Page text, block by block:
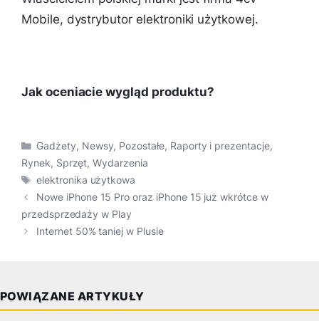
Mobile, dystrybutor elektroniki użytkowej.
Jak oceniacie wygląd produktu?
Kategorie
Gadżety, Newsy, Pozostałe, Raporty i prezentacje,
Rynek, Sprzęt,Wydarzenia
Tagi
elektronika użytkowa
Nowe iPhone 15 Pro oraz iPhone 15 już wkrótce w
przedsprzedaży w Play
Internet 50% taniej w Plusie
POWIĄZANE ARTYKUŁY